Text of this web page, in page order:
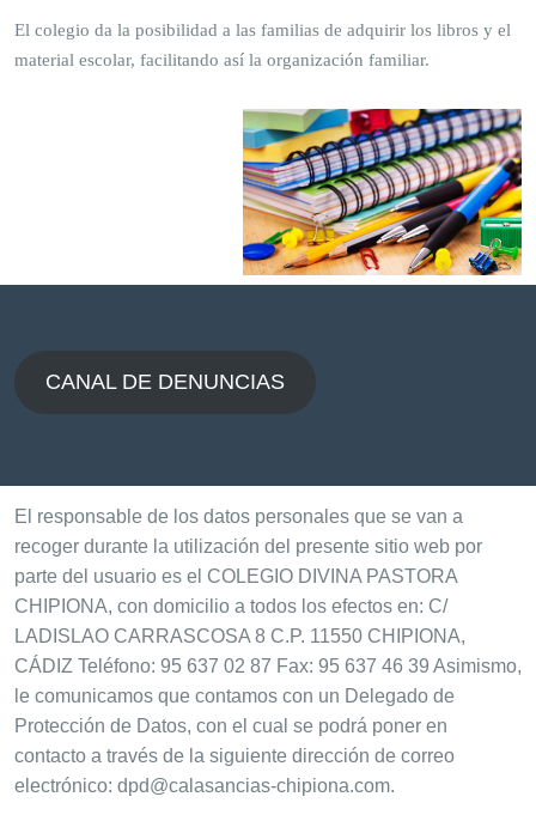
El colegio da la posibilidad a las familias de adquirir los libros y el
material escolar, facilitando así la organización familiar.
CANAL DE DENUNCIAS
El responsable de los datos personales que se van a
recoger durante la utilización del presente sitio web por
parte del usuario es el COLEGIO DIVINA PASTORA
CHIPIONA, con domicilio a todos los efectos en: C/
LADISLAO CARRASCOSA 8 C.P. 11550 CHIPIONA,
CÁDIZ Teléfono: 95 637 02 87 Fax: 95 637 46 39 Asimismo,
le comunicamos que contamos con un Delegado de
Protección de Datos, con el cual se podrá poner en
contacto a través de la siguiente dirección de correo
electrónico: dpd@calasancias-chipiona.com.